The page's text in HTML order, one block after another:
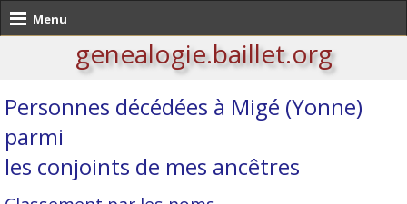
Menu
genealogie.baillet.org
Personnes décédées à Migé (Yonne)
parmi
les conjoints de mes ancêtres